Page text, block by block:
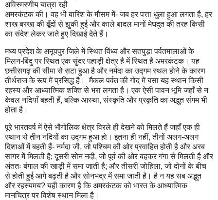
अविस्मरणीय यात्रा रही
अमरकंटक की। वह भी बारिश के मौसम में- जब हर पत्ता धुला हुआ लगता है, हर
शाख बरखा की बूँदों से झुकी हुई और काले बादल मानों मेघदूत की तरह किसी
का संदेश लेकर जाते हुए दिखाई देते हैं।
मध्‍य प्रदेश के अनूपपुर जिले में स्थित विंध्य और सतपुड़ा पर्वतमालाओं के
मिलन-बिंदु पर स्थित एक सुंदर पहाड़ी क्षेत्र है में स्थित है अमरकंटक। यह
छत्तीसगढ़ की सीमा से सटा हुआ है और नर्मदा का उद्गम स्थल होने के कारण
तीर्थराज के रूप में प्रसिद्ध है। मैकल पर्वत की गोद में बसा यह स्थान किसी
रहस्य और आध्यात्मिक शक्ति से भरा लगता है। एक ऐसी पावन भूमि जहाँ से न
केवल नदियाँ बहती हैं, बल्कि आस्था, संस्कृति और प्रकृति का अद्भुत संगम भी
होता है।
पूरे भारतवर्ष में ऐसे भौगोलिक क्षेत्र विरले ही देखने को मिलते हैं जहाँ एक ही
स्थान से तीन नदियों का उद्गम हुआ हो। इतना ही नहीं, तीनों अलग-अलग
दिशाओं में बहती हैं- नर्मदा जी, जो पश्चिम की ओर प्रवाहित होती है और अरब
सागर में मिलती है; दूसरी सोन नदी, जो पूर्व की ओर बहकर गंगा से मिलती है और
अंततः बंगाल की खाड़ी में समा जाती है; और तीसरी जोहिला, जो दोनों के बीच
से होती हुई आगे बढ़ती है और सोनभद्र में समा जाती है। है न यह सब अद्भुत
और रहस्यमय? यही कारण है कि अमरकंटक को भारत के आध्यात्मिक
मानचित्र पर विशेष स्थान मिला है।